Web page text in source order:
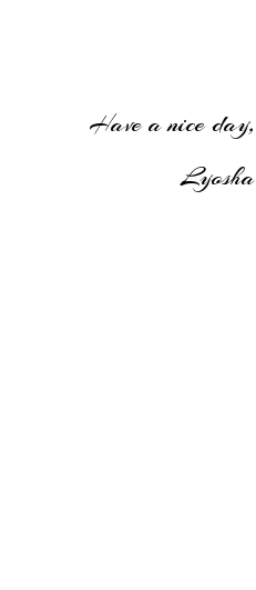
Have a nice day,
Lyosha